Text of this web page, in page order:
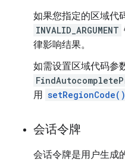
如果您指定的区域代
INVALID_ARGUMENT
律影响结果。
如需设置区域代码参
用 setRegionCode()
会话令牌
会话令牌是用户生成